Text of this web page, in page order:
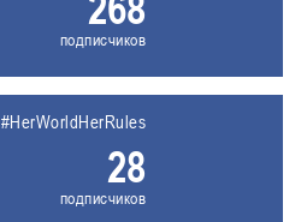
подписчиков
#HerWorldHerRules
28
подписчиков